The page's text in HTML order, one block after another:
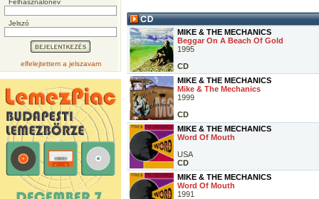
Felhasználónév
Jelszó
elfelejtettem a jelszavam
MIKE & THE MECHANICS
Beggar On A Beach Of Gold
1995
CD
MIKE & THE MECHANICS
Mike & The Mechanics
1999
CD
MIKE & THE MECHANICS
Word Of Mouth
USA
CD
MIKE & THE MECHANICS
Word Of Mouth
1991